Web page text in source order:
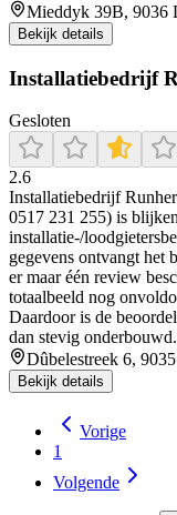
Mieddyk 39B, 9036
Bekijk details
Installatiebedrijf
Gesloten
2.6
Installatiebedrijf
0517 231 255) is
installatie-/
gegevens ontvangt het
er maar één review
totaalbeeld nog
Daardoor is de
dan stevig onderbouwd.
Dûbelestreek 6,
Bekijk details
Vorige
1
Volgende